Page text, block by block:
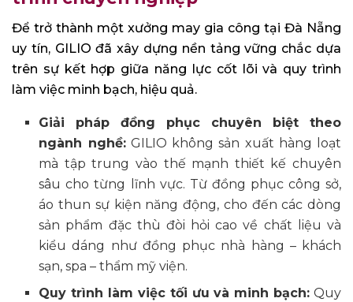
Để trở thành một xưởng may gia công tại Đà Nẵng
uy tín, GILIO đã xây dựng nền tảng vững chắc dựa
trên sự kết hợp giữa năng lực cốt lõi và quy trình
làm việc minh bạch, hiệu quả.
Giải pháp đồng phục chuyên biệt theo
ngành nghề:GILIO không sản xuất hàng loạt
mà tập trung vào thế mạnh thiết kế chuyên
sâu cho từng lĩnh vực. Từ đồng phục công sở,
áo thun sự kiện năng động, cho đến các dòng
sản phẩm đặc thù đòi hỏi cao về chất liệu và
kiểu dáng như đồng phục nhà hàng – khách
sạn, spa – thẩm mỹ viện.
Quy trình làm việc tối ưu và minh bạch: Quy